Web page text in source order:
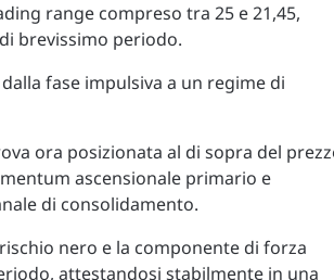
range compreso tra 25 e 21,45,
brevissimo periodo.
fase impulsiva a un regime di
ora posizionata al di sopra del
ascensionale primario e
di consolidamento.
nero e la componente di forza
attestandosi stabilmente in una